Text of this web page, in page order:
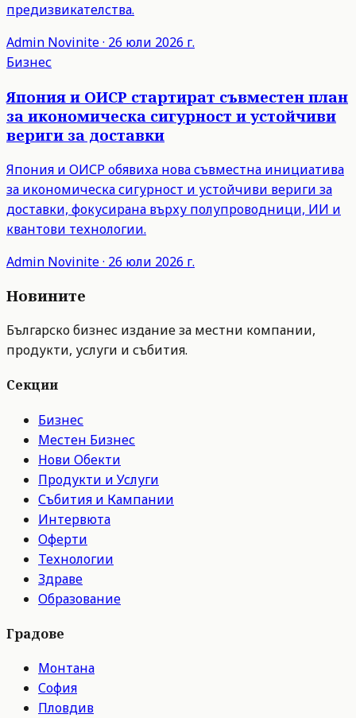
предизвикателства.
Admin Novinite· 26 юли 2026 г.
Бизнес
Япония и ОИСР стартират съвместен план
за икономическа сигурност и устойчиви
вериги за доставки
Япония и ОИСР обявиха нова съвместна инициатива
за икономическа сигурност и устойчиви вериги за
доставки, фокусирана върху полупроводници, ИИ и
квантови технологии.
Admin Novinite· 26 юли 2026 г.
Новините
Българско бизнес издание за местни компании,
продукти, услуги и събития.
Секции
Бизнес
Местен Бизнес
Нови Обекти
Продукти и Услуги
Събития и Кампании
Интервюта
Оферти
Технологии
Здраве
Образование
Градове
Монтана
София
Пловдив